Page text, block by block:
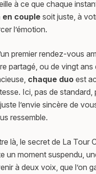
à ce que chaque
en couple soit juste, à
l’émotion.
premier rendez-vous
partagé, ou de vingt ans
chaque duoest
Ici, pas de standard,
l’envie sincère de
ressemble.
là, le secret de La Tour
un moment suspendu,
à deux voix, que l’on